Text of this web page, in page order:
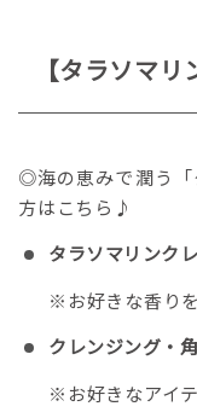
【タラソマ
◎海の恵みで潤う「
方はこちら♪
タラソマリンク
※お好きな香り
クレンジング・
※お好きなアイ